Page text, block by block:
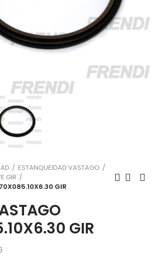
ESTANQUEIDAD VASTAGO
GIR
GIR
GIR